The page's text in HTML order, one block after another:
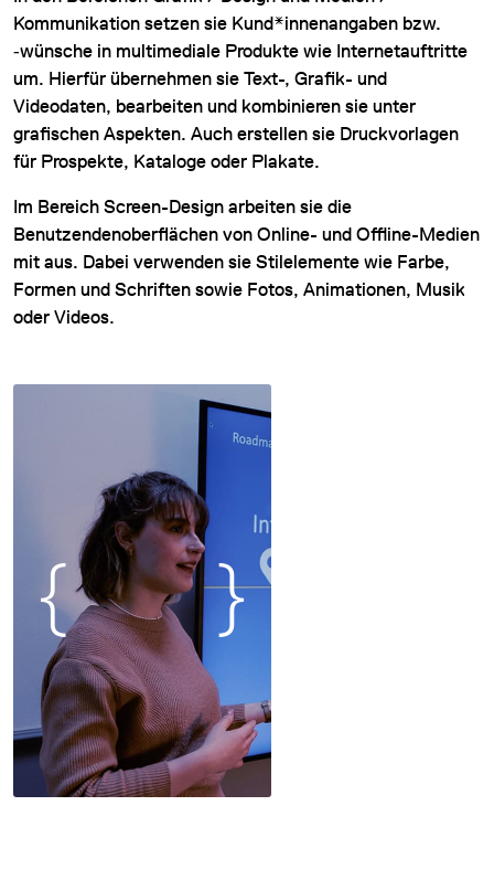
IMPRESSUM
DOWNLOADS
Kommunikation setzen sie Kund*innenangaben bzw.
‑wünsche in multimediale Produkte wie Internetauftritte
um. Hierfür übernehmen sie Text-, Grafik- und
Videodaten, bearbeiten und kombinieren sie unter
grafischen Aspekten. Auch erstellen sie Druckvorlagen
für Prospekte, Kataloge oder Plakate.
Im Bereich Screen-Design arbeiten sie die
Benutzendenoberflächen von Online- und Offline-Medien
mit aus. Dabei verwenden sie Stilelemente wie Farbe,
Formen und Schriften sowie Fotos, Animationen, Musik
oder Videos.